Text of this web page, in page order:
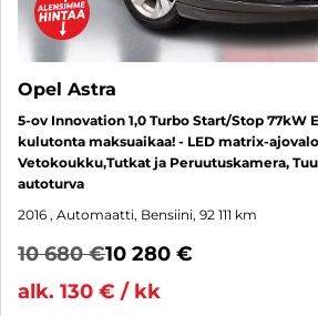
Opel Astra
5-ov Innovation 1,0 Turbo Start/Stop 77kW
kulutonta maksuaikaa! - LED matrix-
Vetokoukku,Tutkat ja Peruutuskamera,
autoturva
2016 , Automaatti, Bensiini, 92 111 km
10 680 €10 280 €
alk. 130 € / kk